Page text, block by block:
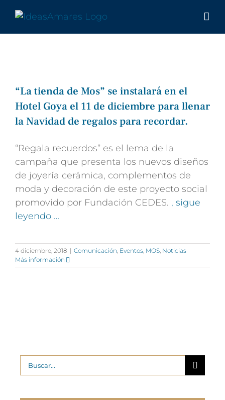
contenido
“La tienda de Mos” se instalará en el
Hotel Goya el 11 de diciembre para llenar
la Navidad de regalos para recordar.
“Regala recuerdos” es el lema de la
campaña que presenta los nuevos diseños
de joyería cerámica, complementos de
moda y decoración de este proyecto social
promovido por Fundación CEDES. , sigue
leyendo …
4 diciembre, 2018 | Comunicación, Eventos, MOS, Noticias
Más información
Buscar: